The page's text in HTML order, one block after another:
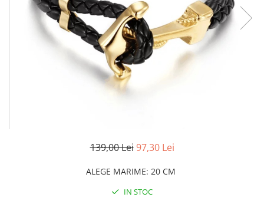
CERCEI
CEASURI DAMA
139,00 Lei 97,30 Lei
ALEGE MARIME: 20 CM
IN STOC